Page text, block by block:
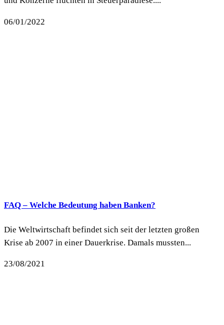
06/01/2022
FAQ – Welche Bedeutung haben Banken?
Die Weltwirtschaft befindet sich seit der letzten großen
Krise ab 2007 in einer Dauerkrise. Damals mussten...
23/08/2021